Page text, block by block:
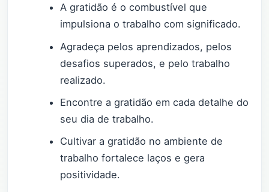
A gratidão é o combustível que
impulsiona o trabalho com significado.
Agradeça pelos aprendizados, pelos
desafios superados, e pelo trabalho
realizado.
Encontre a gratidão em cada detalhe do
seu dia de trabalho.
Cultivar a gratidão no ambiente de
trabalho fortalece laços e gera
positividade.